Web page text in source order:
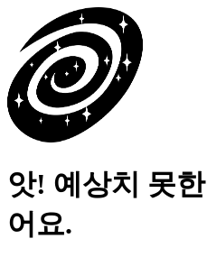
앗! 예상치 못
어요.